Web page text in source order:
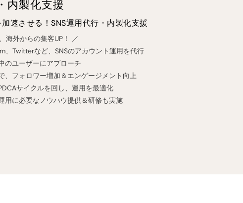
内製化支援
速させる！SNS運用代行・内製化支援
海外からの集客UP！ ／
、Twitterなど、SNSのアカウント運用を代行
のユーザーにアプローチ
、フォロワー増加＆エンゲージメント向上
サイクルを回し、運用を最適化
用に必要なノウハウ提供＆研修も実施